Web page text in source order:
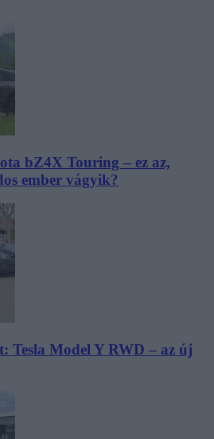
bZ4X Touring – ez az,
ember vágyik?
Tesla Model Y RWD – az új